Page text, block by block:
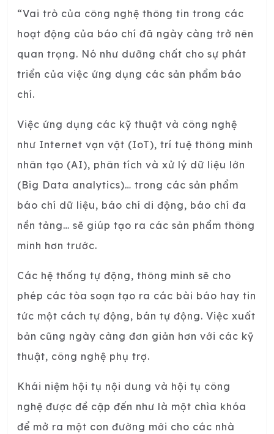
“Vai trò của công nghệ thông tin trong các
hoạt động của báo chí đã ngày càng trở nên
quan trọng. Nó như dưỡng chất cho sự phát
triển của việc ứng dụng các sản phẩm báo
chí.
Việc ứng dụng các kỹ thuật và công nghệ
như Internet vạn vật (IoT), trí tuệ thông minh
nhân tạo (AI), phân tích và xử lý dữ liệu lớn
(Big Data analytics)… trong các sản phẩm
báo chí dữ liệu, báo chí di động, báo chí đa
nền tảng… sẽ giúp tạo ra các sản phẩm thông
minh hơn trước.
Các hệ thống tự động, thông minh sẽ cho
phép các tòa soạn tạo ra các bài báo hay tin
tức một cách tự động, bán tự động. Việc xuất
bản cũng ngày càng đơn giản hơn với các kỹ
thuật, công nghệ phụ trợ.
Khái niệm hội tụ nội dung và hội tụ công
nghệ được đề cập đến như là một chìa khóa
để mở ra một con đường mới cho các nhà